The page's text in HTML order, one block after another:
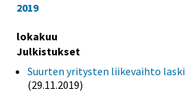
2019
lokakuu
Julkistukset
Suurten yritysten liikevaihto laski
(29.11.2019)